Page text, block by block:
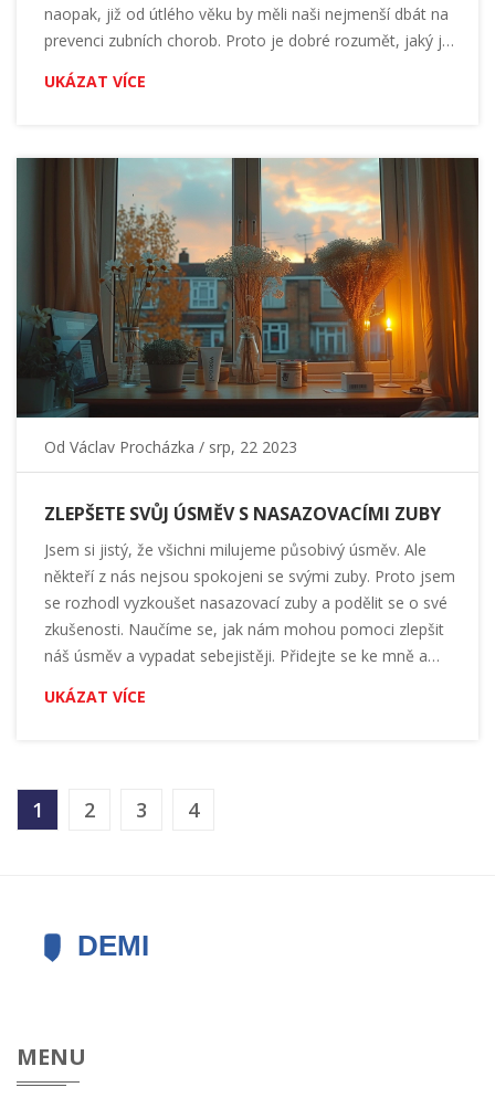
naopak, již od útlého věku by měli naši nejmenší dbát na
prevenci zubních chorob. Proto je dobré rozumět, jaký je
správný postup péče o dětské zuby. Přečtěte si mé tipy a
rady, jak zvládnout návštěvu zubaře s dětmi bez stresu.
UKÁZAT VÍCE
Od Václav Procházka / srp, 22 2023
ZLEPŠETE SVŮJ ÚSMĚV S NASAZOVACÍMI ZUBY
Jsem si jistý, že všichni milujeme působivý úsměv. Ale
někteří z nás nejsou spokojeni se svými zuby. Proto jsem
se rozhodl vyzkoušet nasazovací zuby a podělit se o své
zkušenosti. Naučíme se, jak nám mohou pomoci zlepšit
náš úsměv a vypadat sebejistěji. Přidejte se ke mně a
objevte, jak můžete zlepšit svůj úsměv s nasazovacími
zuby!
UKÁZAT VÍCE
1 2 3 4
MENU